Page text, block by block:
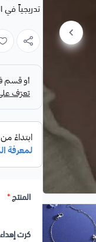
تدريجياً في
المنتج*
كرت إهداء